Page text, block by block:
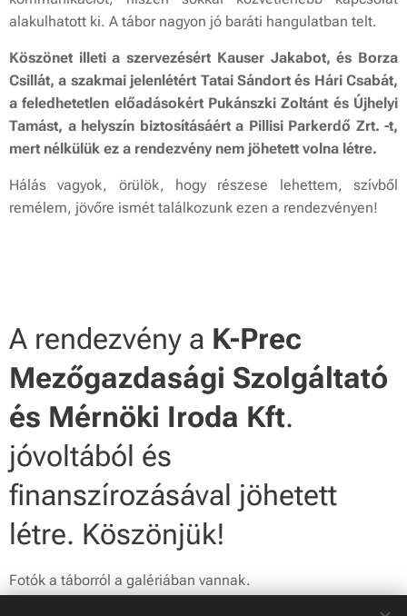
alakulhatott ki. A tábor nagyon jó baráti hangulatban telt.
Köszönet illeti a szervezésért Kauser Jakabot, és Borza
Csillát, a szakmai jelenlétért Tatai Sándort és Hári Csabát,
a feledhetetlen előadásokért Pukánszki Zoltánt és Újhelyi
Tamást, a helyszín biztosításáért a Pillisi Parkerdő Zrt. -t,
mert nélkülük ez a rendezvény nem jöhetett volna létre.
Hálás vagyok, örülök, hogy részese lehettem, szívből
remélem, jövőre ismét találkozunk ezen a rendezvényen!
A rendezvény a K-Prec
Mezőgazdasági Szolgáltató
és Mérnöki Iroda Kft.
jóvoltából és
finanszírozásával jöhetett
létre. Köszönjük!
Fotók a táborról a galériában vannak.